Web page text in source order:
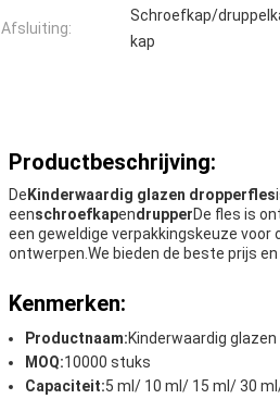
Afsluiting:
Schroefkap/
kap
Productbeschrijving:
De Kinderwaardig glazen dropperfles
eenschroefkapendrupperDe fles is
een geweldige verpakkingskeuze voor
ontwerpen.We bieden de beste prijs
Kenmerken:
Productnaam:Kinderwaardig
MOQ:10000 stuks
Capaciteit:5 ml/ 10 ml/ 15 ml/ 30